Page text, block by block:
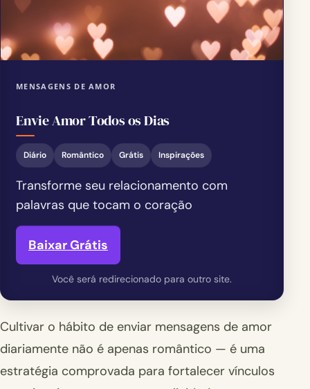
MENSAGENS DE AMOR
Envie Amor Todos os Dias
Diário Romântico Grátis Inspirações
Transforme seu relacionamento com
palavras que tocam o coração
Baixar Grátis
Você será redirecionado para outro site.
Cultivar o hábito de enviar mensagens de amor
diariamente não é apenas romântico — é uma
estratégia comprovada para fortalecer vínculos